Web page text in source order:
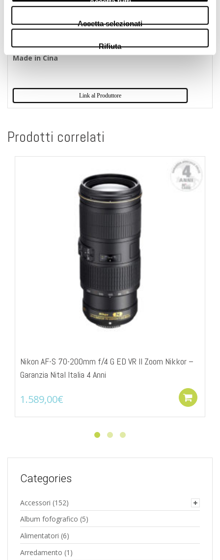
Accetta selezionati
Rifiuta
tappo corpo Nikon BF-1B
Made in Cina
Link al Produttore
Prodotti correlati
Nikon AF-S 70-200mm f/4 G ED VR II Zoom Nikkor –
Garanzia Nital Italia 4 Anni
1.589,00€
Categories
Accessori (152)
Album fofografico (5)
Alimentatori (6)
Arredamento (1)